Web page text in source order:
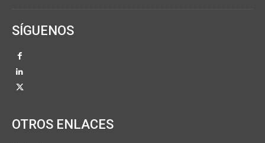
SÍGUENOS
OTROS ENLACES